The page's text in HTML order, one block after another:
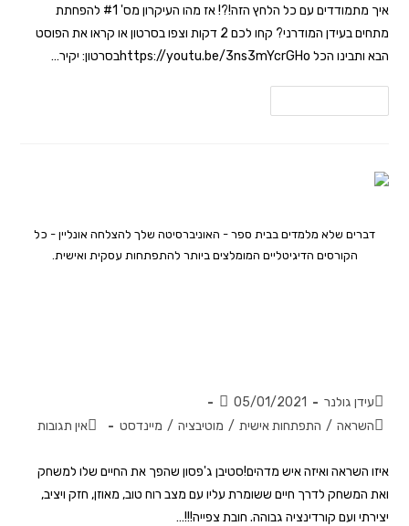
איך מתמודדים עם כל הלחץ הזה!?! אז מהו העיקרון מס' #1 להפחתת
מתחים בעידן המודרני? קחו לכם 2 דקות וצפו בסרטון או קראו את הפוסט
הבא ותבינו הכל https://youtu.be/3ns3mYcrGHoבסרטון: יקיר…
דברים שלא מלמדים בבית ספר - האוניברסיטה שלך להצלחה אונליין - כל
הקורסים הדיגיטליים המומלצים ביותר להתפתחות עסקית ואישית.
עידן גולנר
05/01/2021
השראה / התפתחות אישית / מוטיבציה / מיינדסט אין תגובות
איזו השראה ואיזה איש מדהים!סטיבן ג'פסון שהפך את החיים שלו למשחק
ואת המשחק לדרך חיים ששומרת עליו עם מצב רוח טוב, מאוזן, חזק ויציב,
יצירתי ועם קורדינציה גבוהה. חובת צפייה!!!…